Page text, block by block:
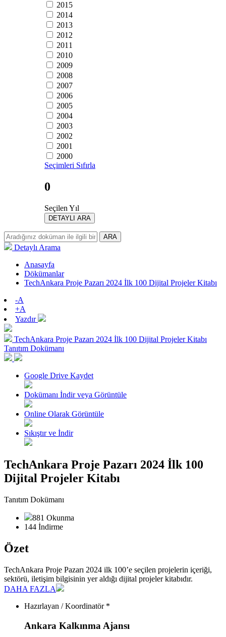
2015
2014
2013
2012
2011
2010
2009
2008
2007
2006
2005
2004
2003
2002
2001
2000
Seçimleri Sıfırla
0
Seçilen Yıl
DETAYLI ARA
ARA
Detaylı Arama
Anasayfa
Dökümanlar
TechAnkara Proje Pazarı 2024 İlk 100 Dijital Projeler Kitabı
-A
+A
Yazdır
TechAnkara Proje Pazarı 2024 İlk 100 Dijital Projeler Kitabı
Tanıtım Dokümanı
Google Drive Kaydet
Dokümanı İndir veya Görüntüle
Online Olarak Görüntüle
Sıkıştır ve İndir
TechAnkara Proje Pazarı 2024 İlk 100
Dijital Projeler Kitabı
Tanıtım Dokümanı
881 Okunma
144 İndirme
Özet
TechAnkara Proje Pazarı 2024 ilk 100’e seçilen projelerin içeriği,
sektörü, iletişim bilgisinin yer aldığı dijital projeler kitabıdır.
DAHA FAZLA
Hazırlayan / Koordinatör *
Ankara Kalkınma Ajansı